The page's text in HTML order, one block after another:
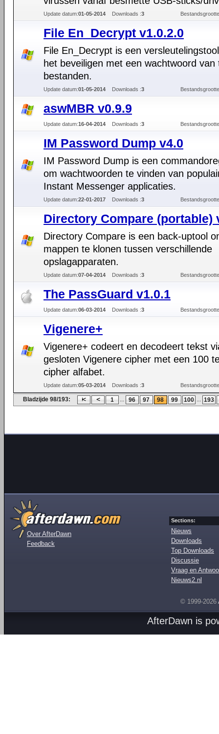
Update datum:01-05-2014 Downloads :3
File En_Decrypt v1.0.2.0
File En_Decrypt is een
het beveiligen met een wachtwoord van
bestanden.
Update datum:01-05-2014 Downloads :3
aswMBR v0.9.9
Update datum:16-04-2014 Downloads :3
IM Password Dump v4.0
IM Password Dump is een
om wachtwoorden te vinden van
Instant Messenger applicaties.
Update datum:22-01-2017 Downloads :3
Directory Compare (portable)
Directory Compare is een back-uptool
mappen te klonen tussen verschillende
opslagapparaten.
Update datum:07-04-2014 Downloads :3
The PassGuard v1.0.1
Update datum:06-03-2014 Downloads :3
Vigenere+
Vigenere+ codeert en decodeert tekst
gesloten Vigenere cipher met een 100
cipher alfabet.
Update datum:05-03-2014 Downloads :3
Bladzijde 98/193: 1 ... 96 97 98 99 100 ... 193
Over AfterDawn
Feedback
Sections:
Nieuws
Downloads
Top Downloads
Discussie
Vraag en
Nieuws2.nl
© 1999-2026
AfterDawn is